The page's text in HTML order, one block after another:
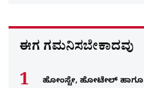
ಈಗ ಗಮನಿಸಬೇಕಾದವು
ಹೋಂಸ್ಟೇ, ಹೋಟೇಲ್ ಹಾಗೂ